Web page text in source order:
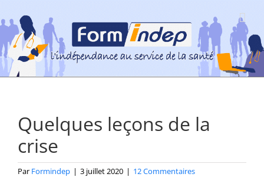
au
contenu
Quelques leçons de la
crise
Par Formindep | 3 juillet 2020 | 12 Commentaires